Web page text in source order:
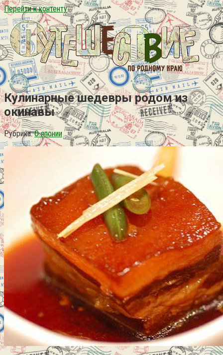
Перейти к контенту
Кулинарные шедевры родом из
окинавы
Рубрика: О японии